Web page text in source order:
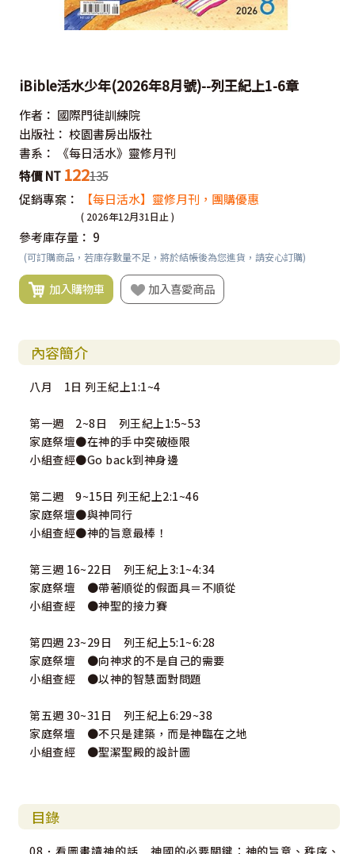
iBible活水少年(2026年8月號)--列王紀上1-6章
作者： 國際門徒訓練院
出版社： 校園書房出版社
書系：
《每日活水》靈修月刊
特價 NT 122135
促銷專案：
【每日活水】靈修月刊，團購優惠
( 2026年12月31日止 )
參考庫存量： 9
(可訂購商品，若庫存數量不足，將於結帳後為您進貨，請安心訂購)
加入購物車 加入喜愛商品
內容簡介
八月 1日 列王紀上1:1~4
第一週 2~8日 列王紀上1:5~53
家庭祭壇●在神的手中突破極限
小組查經●Go back到神身邊
第二週 9~15日 列王紀上2:1~46
家庭祭壇●與神同行
小組查經●神的旨意最棒！
第三週 16~22日 列王紀上3:1~4:34
家庭祭壇 ●帶著順從的假面具＝不順從
小組查經 ●神聖的接力賽
第四週 23~29日 列王紀上5:1~6:28
家庭祭壇 ●向神求的不是自己的需要
小組查經 ●以神的智慧面對問題
第五週 30~31日 列王紀上6:29~38
家庭祭壇 ●不只是建築，而是神臨在之地
小組查經 ●聖潔聖殿的設計圖
目錄